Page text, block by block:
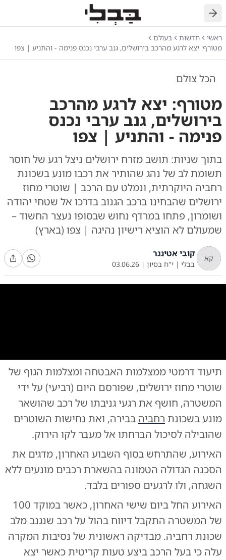
חזרה
ראשי חדשות
בעולם
מטורף: יצא לרגע מהרכב בירושלים, גנב ערבי נכנס פנימה - והתניע | צפו
הכל צולם
מטורף: יצא לרגע מהרכב
בירושלים, גנב ערבי נכנס
פנימה - והתניע | צפו
בתוך שניות: תושב מזרח ירושלים ניצל רגע של חוסר
תשומת לב של נהג שהותיר את רכבו מונע בשכונת
רחביה היוקרתית, ונמלט עם הרכב | שוטרי מחוז
ירושלים שהבחינו ברכב הגנוב בדרכו אל שטחי יהודה
ושומרון, פתחו במרדף נחוש שבסופו נעצר החשוד –
שמעולם לא הוציא רישיון נהיגה | צפו (בארץ)
קא קובי אטינגר
בבלי | י"ח בסיון |
03.06.26
צילום:צילום: דוברות המשטרה
תיעוד דרמטי ממצלמות האבטחה ומצלמות הגוף של
שוטרי מחוז ירושלים, שפורסם היום (רביעי) על ידי
המשטרה, חושף את רגעי גניבתו של רכב שהושאר
מונע בשכונת רחביה בבירה, ואת נחישות השוטרים
שהובילה לסיכול הברחתו אל מעבר לקו הירוק.
האירוע, שהתרחש בסוף השבוע האחרון, מדגים את
הסכנה הגדולה הטמונה בהשארת רכבים מונעים ללא
השגחה, ולו לרגעים ספורים בלבד.
האירוע החל ביום שישי האחרון, כאשר במוקד 100
של המשטרה התקבל דיווח בהול על רכב שנגנב מלב
שכונת רחביה. מבדיקה ראשונית של נסיבות המקרה
עלה כי בעל הרכב ביצע טעות קריטית כאשר יצא